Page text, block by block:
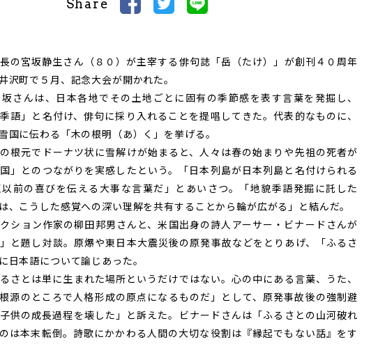
Share
の宮坂静生さん（８０）が主宰する俳句誌「岳（たけ）」が創刊４０周年
沢町で５月、記念大会が開かれた。
さんは、日本各地でその土地ごとに固有の季節感を表す言葉を発掘し、
語」と名付け、俳句に採り入れることを提唱してきた。代表的なものに、
国に伝わる「木の根明（あ）く」を挙げる。
根元でドーナツ状に雪解けが始まると、人々は春の始まりや先祖の死者が
」とのつながりを実感したという。「日本列島が日本列島と名付けられる
前の喜びを伝える大事な言葉だ」とあいさつ。「地貌季語発掘に託した
、こうした感覚への深い理解を共有することから輪が広がる」と結んだ。
ション作家の柳田邦男さんと、米国出身の詩人アーサー・ビナードさんが
」と題し対談。原爆や東日本大震災後の原発事故などをとりあげ、「ふるさ
日本語について論じあった。
さとは単に生まれた場所というだけではない。心の中にある言葉、うた、
源のところで人格形成の原点になるものだ」として、原発事故後の強制避
供の成長過程を壊した」と訴えた。ビナードさんは「ふるさとの山河破れ
は本末転倒。詩歌にかかわる人間の大切な役割は『縁起でもない話』をす